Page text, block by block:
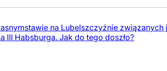
na Lubelszczyźnie
III Habsburga. Jak do tego doszło?